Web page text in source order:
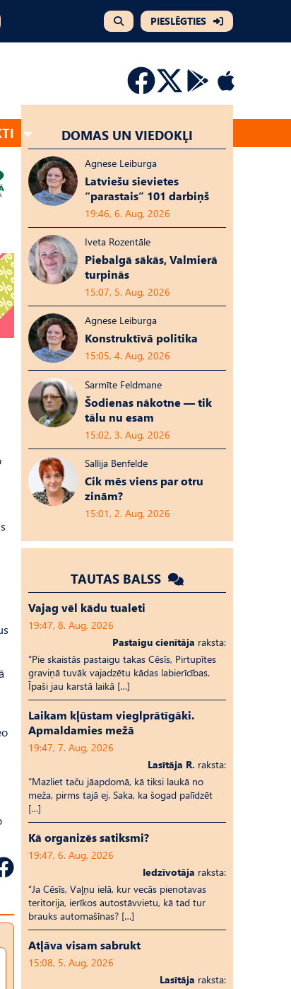
PIESLĒGTIES
DOMAS UN VIEDOKĻI
Agnese Leiburga
Latviešu sievietes
“parastais” 101 darbiņš
19:46, 6. Aug, 2026
Iveta Rozentāle
Piebalgā sākās, Valmierā
turpinās
15:07, 5. Aug, 2026
Agnese Leiburga
Konstruktīvā politika
15:05, 4. Aug, 2026
Sarmīte Feldmane
Šodienas nākotne — tik
tālu nu esam
15:02, 3. Aug, 2026
Sallija Benfelde
Cik mēs viens par otru
zinām?
15:01, 2. Aug, 2026
TAUTAS BALSS
Vajag vēl kādu tualeti
19:47, 8. Aug, 2026
Pastaigu cienītāja raksta:
“Pie skaistās pastaigu takas Cēsīs, Pirtupītes
graviņā tuvāk vajadzētu kādas labierīcības.
Īpaši jau karstā laikā […]
Laikam kļūstam vieglprātīgāki.
Apmaldamies mežā
19:47, 7. Aug, 2026
Lasītāja R. raksta:
“Mazliet taču jāapdomā, kā tiksi laukā no
meža, pirms tajā ej. Saka, ka šogad palīdzēt
[…]
Kā organizēs satiksmi?
19:47, 6. Aug, 2026
Iedzīvotāja raksta:
“Ja Cēsīs, Vaļņu ielā, kur vecās pienotavas
teritorija, ierīkos autostāvvietu, kā tad tur
brauks automašīnas? […]
Atļāva visam sabrukt
15:08, 5. Aug, 2026
Lasītāja raksta: